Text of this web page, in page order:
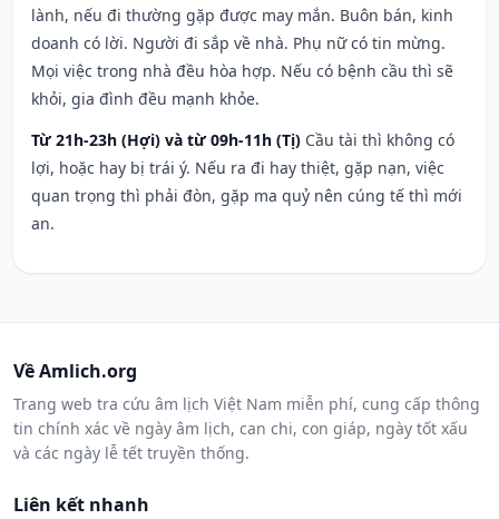
lành, nếu đi thường gặp được may mắn. Buôn bán, kinh
doanh có lời. Người đi sắp về nhà. Phụ nữ có tin mừng.
Mọi việc trong nhà đều hòa hợp. Nếu có bệnh cầu thì sẽ
khỏi, gia đình đều mạnh khỏe.
Từ 21h-23h (Hợi) và từ 09h-11h (Tị) Cầu tài thì không có
lợi, hoặc hay bị trái ý. Nếu ra đi hay thiệt, gặp nạn, việc
quan trọng thì phải đòn, gặp ma quỷ nên cúng tế thì mới
an.
Về Amlich.org
Trang web tra cứu âm lịch Việt Nam miễn phí, cung cấp thông
tin chính xác về ngày âm lịch, can chi, con giáp, ngày tốt xấu
và các ngày lễ tết truyền thống.
Liên kết nhanh